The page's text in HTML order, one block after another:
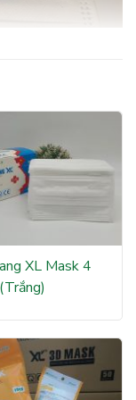
Lai:
khí, không gây dị
mái khi sử dụng
XL Mask 4